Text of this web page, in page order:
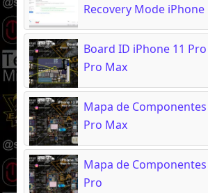
Recovery Mode iPhone
Board ID iPhone 11
Pro Max
Mapa de
Pro Max
Mapa de
Pro